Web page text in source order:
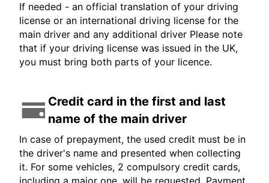
If needed - an official translation of your driving
license or an international driving license for the
main driver and any additional driver Please note
that if your driving license was issued in the UK,
you must bring both parts of your licence.
Credit card in the first and last
name of the main driver
In case of prepayment, the used credit must be in
the driver's name and presented when collecting
it. For some vehicles, 2 compulsory credit cards,